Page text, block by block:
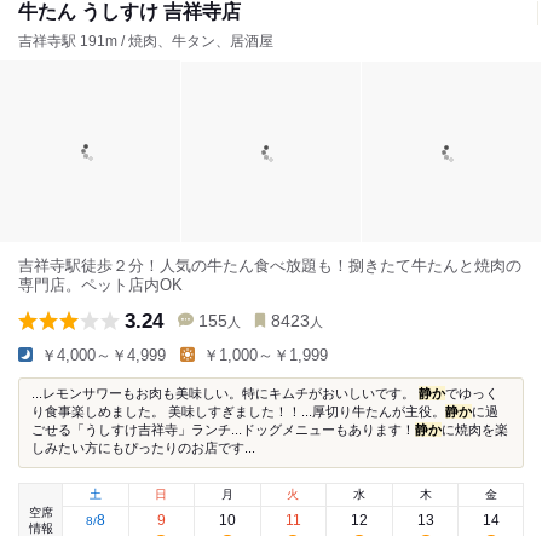
牛たん うしすけ 吉祥寺店
吉祥寺駅 191m / 焼肉、牛タン、居酒屋
吉祥寺駅徒歩２分！人気の牛たん食べ放題も！捌きたて牛たんと焼肉の
専門店。ペット店内OK
3.24 155 人 8423 人
￥4,000～￥4,999 ￥1,000～￥1,999
...レモンサワーもお肉も美味しい。特にキムチがおいしいです。 静かでゆっく
り食事楽しめました。 美味しすぎました！！...厚切り牛たんが主役。 静かに過
ごせる「うしすけ吉祥寺」ランチ...ドッグメニューもあります！ 静かに焼肉を楽
しみたい方にもぴったりのお店です...
空席
情報
土
8/8
日
9
月
10
火
11
水
12
木
13
金
14